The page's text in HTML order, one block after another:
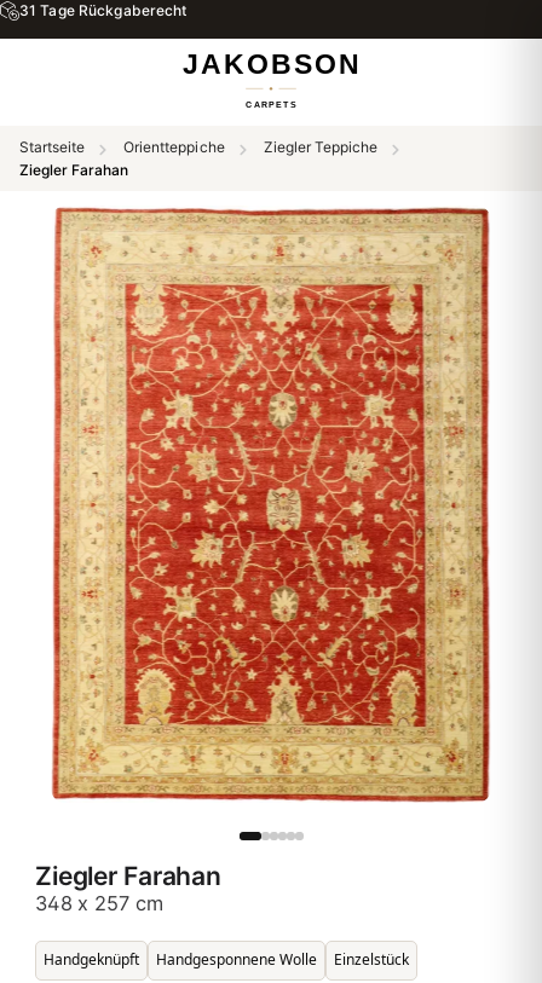
31 Tage Rückgaberecht
Startseite Orientteppiche
Ziegler Teppiche
Ziegler Farahan
Ziegler Farahan
348 x 257 cm
Handgeknüpft Handgesponnene Wolle Einzelstück